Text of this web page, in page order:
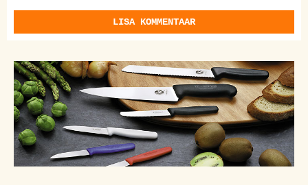
LISA KOMMENTAAR